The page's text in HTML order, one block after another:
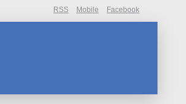
RSS Mobile Facebook